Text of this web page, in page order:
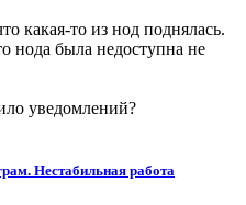
какая-то из нод поднялась.
нода была недоступна не
уведомлений?
Нестабильная работа